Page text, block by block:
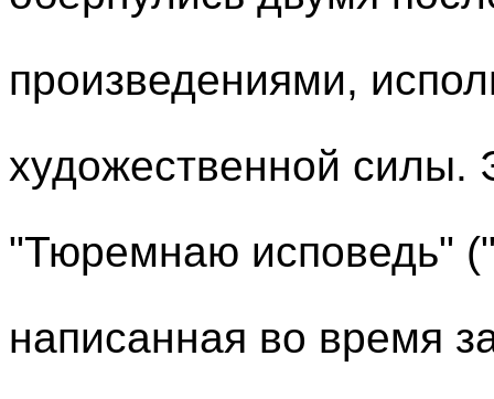
произведениями,
художественной силы.
"Тюремнаю исповедь"
написанная во время